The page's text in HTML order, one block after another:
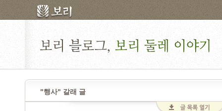
"행사" 갈래 글